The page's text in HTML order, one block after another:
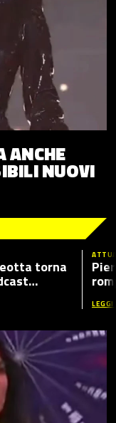
ANCHE
NUOVI
torna
Dilettante
ospiti